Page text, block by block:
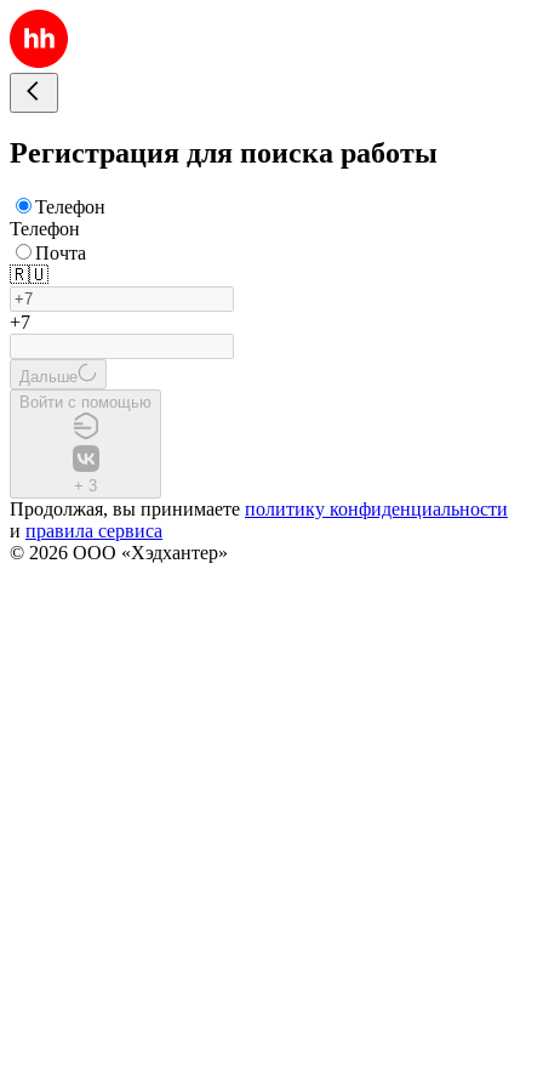
Регистрация для поиска работы
Телефон
Телефон
Почта
🇷🇺
+7
Дальше
Войти с помощью
+ 3
Продолжая, вы принимаете политику конфиденциальности
и правила сервиса
© 2026 ООО «Хэдхантер»